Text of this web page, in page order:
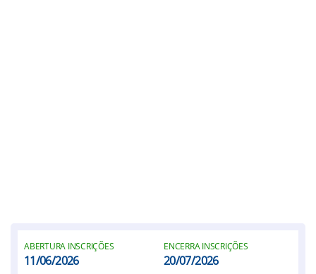
ABERTURA INSCRIÇÕES
11/06/2026
ENCERRA INSCRIÇÕES
20/07/2026